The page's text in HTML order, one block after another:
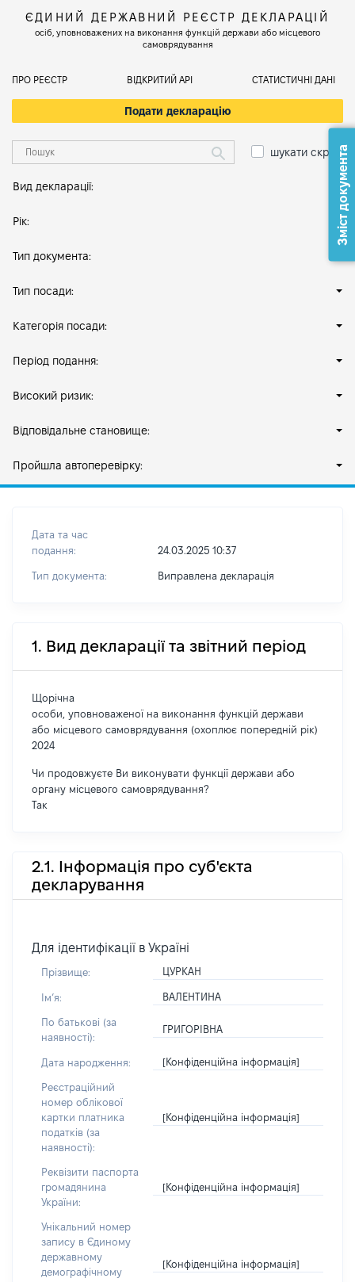
ЄДИНИЙ ДЕРЖАВНИЙ РЕЄСТР ДЕКЛАРАЦІЙ
осіб, уповноважених на виконання функцій держави або місцевого
самоврядування
ПРО РЕЄСТР ВІДКРИТИЙ АРІ СТАТИСТИЧНІ ДАНІ
Подати декларацію
шукати скрізь
Вид декларації:
Рік:
Тип документа:
Тип посади:
Категорія посади:
Період подання:
Високий ризик:
Відповідальне становище:
Пройшла автоперевірку:
Дата та час
подання:
24.03.2025 10:37
Тип документа: Виправлена декларація
1. Вид декларації та звітний період
Щорічна
особи, уповноваженої на виконання функцій держави
або місцевого самоврядування (охоплює попередній рік)
2024
Чи продовжуєте Ви виконувати функції держави або
органу місцевого самоврядування?
Так
2.1. Інформація про суб'єкта
декларування
Для ідентифікації в Україні
Прізвище: ЦУРКАН
Імʼя: ВАЛЕНТИНА
По батькові (за
наявності):
ГРИГОРІВНА
Дата народження: [Конфіденційна інформація]
Реєстраційний
номер облікової
картки платника
податків (за
наявності):
[Конфіденційна інформація]
Реквізити паспорта
громадянина
України:
[Конфіденційна інформація]
Унікальний номер
запису в Єдиному
державному
демографічному
[Конфіденційна інформація]
Зміст документа